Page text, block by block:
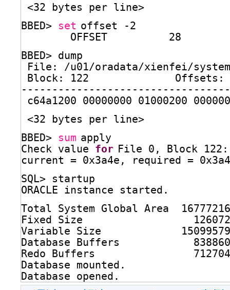
<32 bytes per line>
BBED> set offset -2
OFFSET          28
BBED> dump
File: /u01/oradata/xienfei/
Block: 122              Offsets:
c64a1200 00000000 01000200
<32 bytes per line>
BBED> sum apply
Check value for File 0, Block 122:
current = 0x3a4e, required =
SQL> startup
ORACLE instance started.
Total System Global Area
Fixed Size
Variable Size
Database Buffers
Redo Buffers
Database mounted.
Database opened.